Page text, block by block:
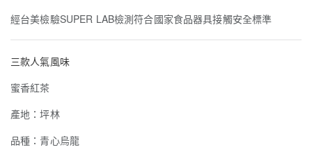
經台美檢驗SUPER LAB檢測符合國家食品器具接觸安全標準
三款人氣風味
蜜香紅茶
產地：坪林
品種：青心烏龍